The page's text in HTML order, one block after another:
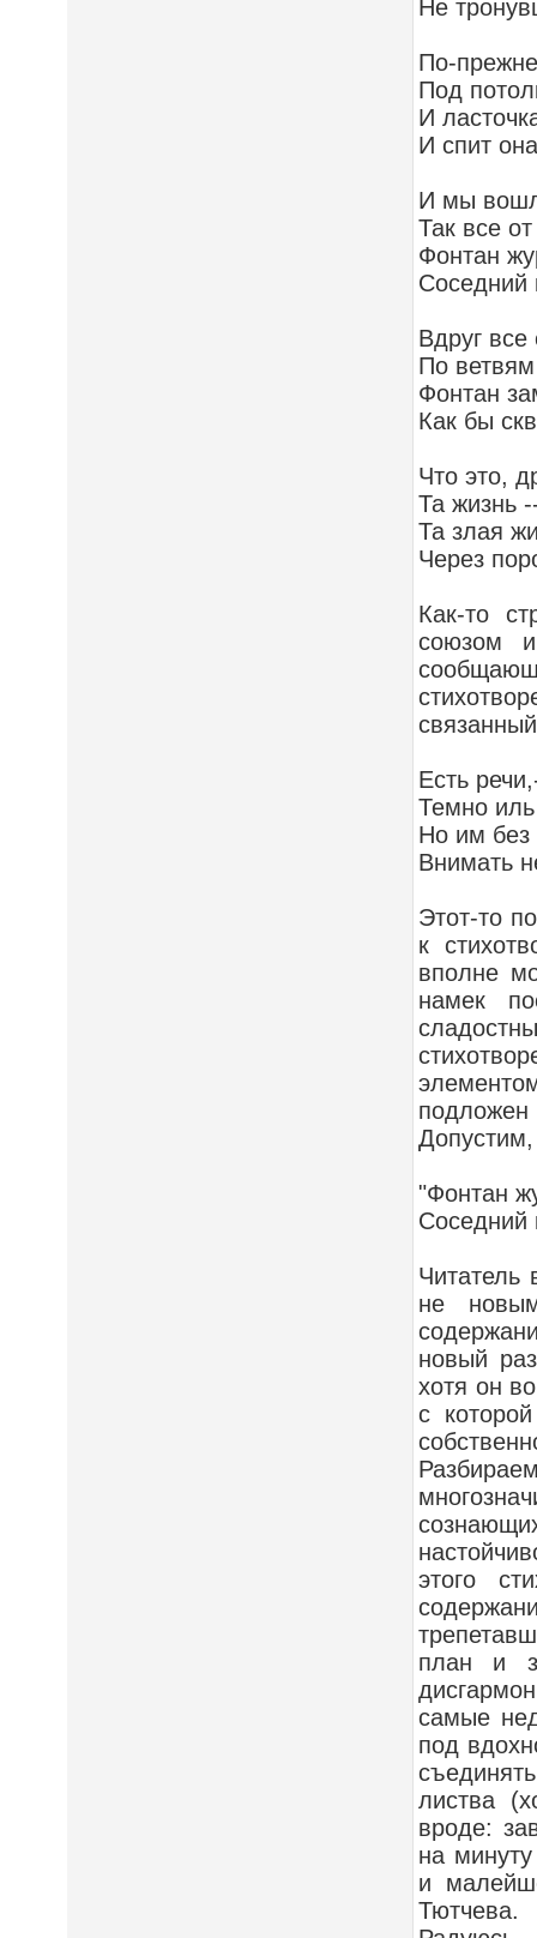
Не
По-
Под
И
И спит
И мы
Так все
Фонтан
Соседний
Вдруг все
По
Фонтан
Как бы
Что это,
Та жизнь
Та злая
Через
Как-то
союзом
Есть
Темно
Но им без
Внимать
Этот-то
к
вполне
намек
Допустим,
"Фонтан
Соседний
Читатель
не
новый
хотя он
с
этого
план и
самые
под
листва
вроде:
на
и
Тютчева.